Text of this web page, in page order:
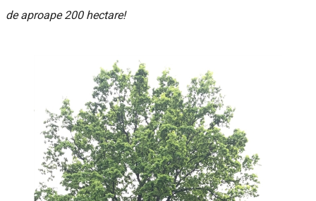
de aproape 200 hectare!